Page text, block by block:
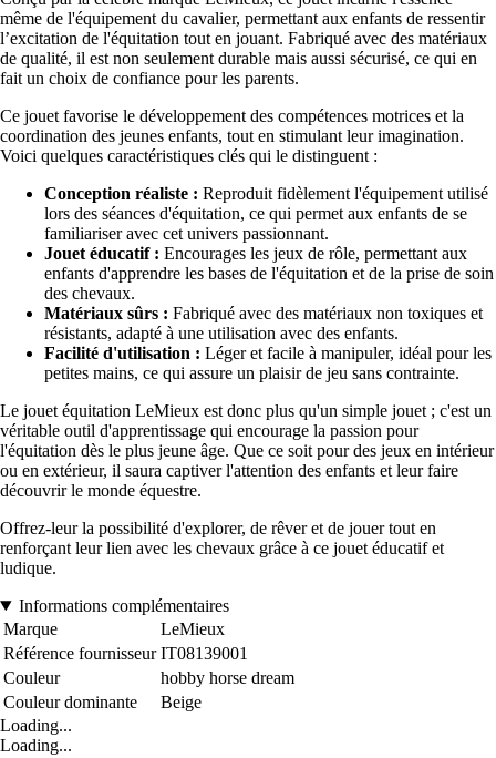
même de l'équipement du cavalier, permettant aux enfants de ressentir
l’excitation de l'équitation tout en jouant. Fabriqué avec des matériaux
de qualité, il est non seulement durable mais aussi sécurisé, ce qui en
fait un choix de confiance pour les parents.
Ce jouet favorise le développement des compétences motrices et la
coordination des jeunes enfants, tout en stimulant leur imagination.
Voici quelques caractéristiques clés qui le distinguent :
Conception réaliste : Reproduit fidèlement l'équipement utilisé
lors des séances d'équitation, ce qui permet aux enfants de se
familiariser avec cet univers passionnant.
Jouet éducatif : Encourages les jeux de rôle, permettant aux
enfants d'apprendre les bases de l'équitation et de la prise de soin
des chevaux.
Matériaux sûrs : Fabriqué avec des matériaux non toxiques et
résistants, adapté à une utilisation avec des enfants.
Facilité d'utilisation : Léger et facile à manipuler, idéal pour les
petites mains, ce qui assure un plaisir de jeu sans contrainte.
Le jouet équitation LeMieux est donc plus qu'un simple jouet ; c'est un
véritable outil d'apprentissage qui encourage la passion pour
l'équitation dès le plus jeune âge. Que ce soit pour des jeux en intérieur
ou en extérieur, il saura captiver l'attention des enfants et leur faire
découvrir le monde équestre.
Offrez-leur la possibilité d'explorer, de rêver et de jouer tout en
renforçant leur lien avec les chevaux grâce à ce jouet éducatif et
ludique.
Informations complémentaires
Marque
LeMieux
Référence fournisseur IT08139001
Couleur
hobby horse dream
Couleur dominante
Beige
Loading...
Loading...